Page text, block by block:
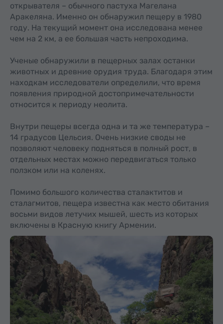
открывателя – обычного пастуха Магелана
Аракеляна. Именно он обнаружил пещеру в 1980
году. На текущий момент она исследована менее
чем на 2 км, а ее большая часть непроходима.
Ученые обнаружили в пещерных залах останки
животных и древние орудия труда. Благодаря этим
находкам исследователи определили, что время
появления природной достопримечательности
относится к периоду неолита.
Внутри пещеры всегда одна и та же температура –
14 градусов Цельсия. Очень низкие своды не
позволяют человеку подняться в полный рост, в
отдельных местах можно передвигаться только
ползком или на коленях.
Помимо большого количества сталактитов и
сталагмитов, пещера известна как место обитания
восьми видов летучих мышей, шесть из которых
включены в Красную книгу Армении.